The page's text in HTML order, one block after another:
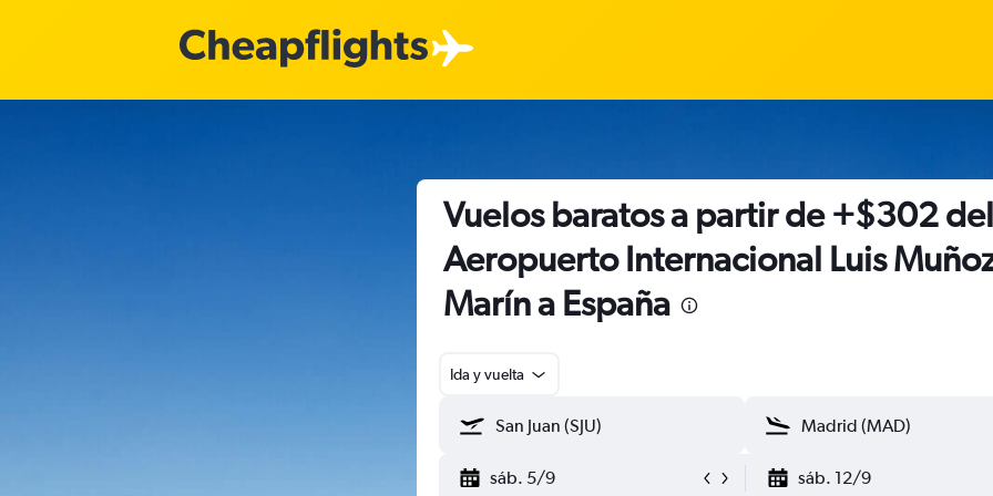
Vuelos baratos a partir de +$302 del
Aeropuerto Internacional Luis
Marín a España
Ida y vuelta
sáb. 5/9 sáb. 12/9